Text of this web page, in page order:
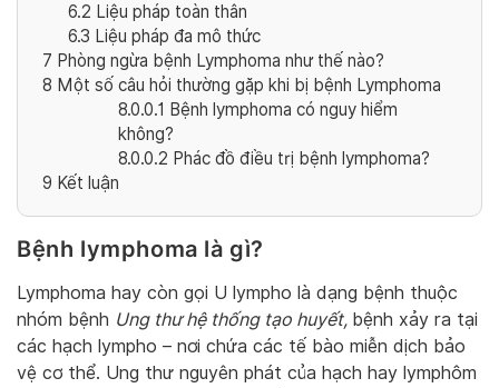
6.2 Liệu pháp toàn thân
6.3 Liệu pháp đa mô thức
7 Phòng ngừa bệnh Lymphoma như thế nào?
8 Một số câu hỏi thường gặp khi bị bệnh Lymphoma
8.0.0.1 Bệnh lymphoma có nguy hiểm
không?
8.0.0.2 Phác đồ điều trị bệnh lymphoma?
9 Kết luận
Bệnh lymphoma là gì?
Lymphoma hay còn gọi U lympho là dạng bệnh thuộc
nhóm bệnh Ung thư hệ thống tạo huyết, bệnh xảy ra tại
các hạch lympho – nơi chứa các tế bào miễn dịch bảo
vệ cơ thể. Ung thư nguyên phát của hạch hay lymphôm